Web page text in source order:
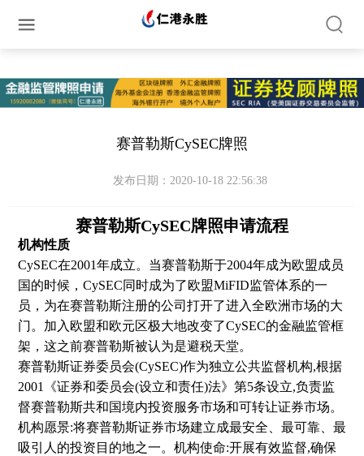
English
赛普​勒斯CySEC牌照
发布日期：2020-10-18 22:56:38
赛普勒斯CySEC牌照申请流程
机构性质
CySEC在2001年成立。当赛普勒斯于2004年成为欧盟成员
国的时候，CySEC同时成为了欧盟MiFID监管体系的一
员，为在赛普勒斯注册的公司打开了进入全欧洲市场的大
门。加入欧盟和欧元区极大地改变了CySEC的金融监管框
架，这之前赛普勒斯被认为是避税天堂。
赛普勒斯证券委员会(CySEC)作为独立公共监督机构,根据
2001《证券和委员会(设立和责任)法》第5条设立,负责监
督赛普勒斯共和国境内投资服务市场和可转让证券市场。
机构愿景:将赛普勒斯证券市场建立成最安全、最可靠、最
吸引人的投资目的地之一。机构使命:开展有效监督,确保